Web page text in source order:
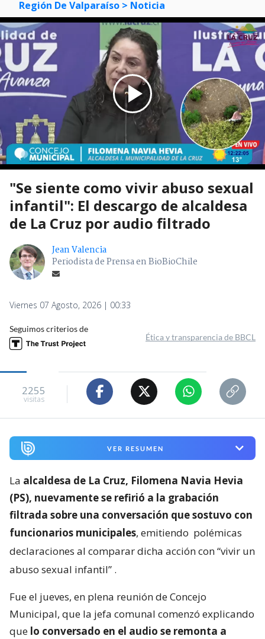
Región De Valparaíso > Noticia
"Se siente como vivir abuso sexual
infantil": El descargo de alcaldesa
de La Cruz por audio filtrado
Jean Valencia
Periodista de Prensa en BioBioChile
Viernes 07 Agosto, 2026 | 00:33
Seguimos criterios de
Ética y transparencia de BBCL
2255
visitas
VER RESUMEN
La alcaldesa de La Cruz, Filomena Navia Hevia
(PS), nuevamente se refirió a la grabación
filtrada sobre una conversación que sostuvo con
funcionarios municipales, emitiendo polémicas
declaraciones al comparar dicha acción con “vivir un
abuso sexual infantil” .
Fue el jueves, en plena reunión de Concejo
Municipal, que la jefa comunal comenzó explicando
que lo conversado en el audio se remonta a